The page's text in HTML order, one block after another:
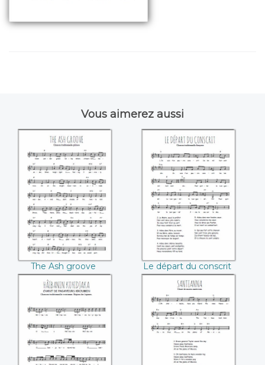
Vous aimerez aussi
The Ash groove
The Ash groove
Le départ du
conscrit
Le départ du conscrit
Hâïbanin koyidjaka Santianna